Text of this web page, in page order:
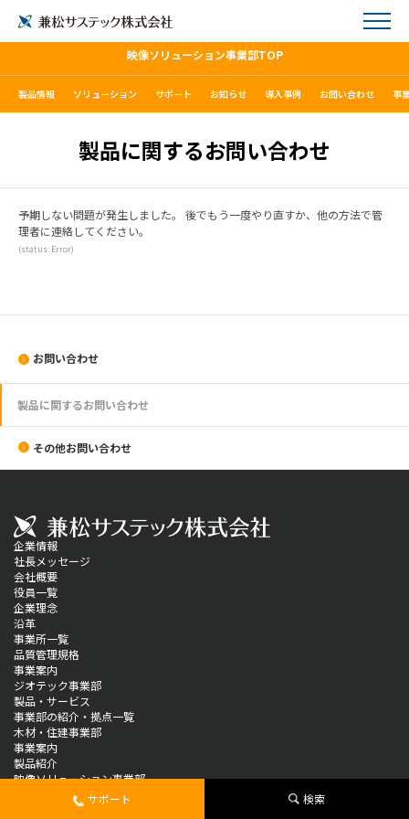
映像ソリューション事業部TOP
製品情報 ソリューション サポート お知らせ 導入事例 お問い合わせ 事
製品に関するお問い合わせ
予期しない問題が発生しました。 後でもう一度やり直すか、他の方法で管
理者に連絡してください。
(status: Error)
お問い合わせ
製品に関するお問い合わせ
その他お問い合わせ
企業情報
社長メッセージ
会社概要
役員一覧
企業理念
沿革
事業所一覧
品質管理規格
事業案内
ジオテック事業部
製品・サービス
事業部の紹介・拠点一覧
木材・住建事業部
事業案内
製品紹介
映像ソリューション事業部
ソリューション
サポート 検索